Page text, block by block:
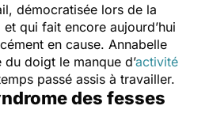
démocratisée lors de la
qui fait encore aujourd’hui
en cause. Annabelle
doigt le manque d’activité
passé assis à travailler.
des fesses